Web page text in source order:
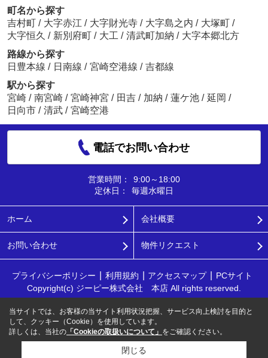
町名から探す
吉村町 / 大字赤江 / 大字財光寺 / 大字島之内 / 大塚町 /
大字恒久 / 新別府町 / 大工 / 清武町加納 / 大字本郷北方
路線から探す
日豊本線 / 日南線 / 宮崎空港線 / 吉都線
駅から探す
宮崎 / 南宮崎 / 宮崎神宮 / 田吉 / 加納 / 蓮ケ池 / 延岡 /
日向市 / 清武 / 宮崎空港
電話でお問い合わせ
営業時間：
9:00～18:00
定休日：
毎週水曜日
ホーム 会社概要
お問い合わせ 物件リクエスト
プライバシーポリシー 利用規約 アクセスマップ
PCサイト
Copyright(c) ジーピー株式会社 本店 All rights reserved.
当サイトでは、お客様の当サイト利用状況把握、サービス向上検討を目的と
して、クッキー（Cookie）を使用しています。
詳しくは、当社の 「Cookieの取扱いについて」 をご確認ください。
閉じる